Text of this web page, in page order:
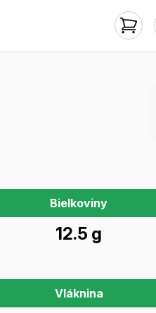
Bielkoviny
12.5 g
Vláknina